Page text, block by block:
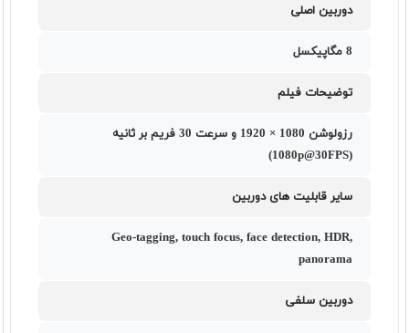
دوربین اصلی
8 مگاپیکسل
توضیحات فیلم
رزولوشن 1080 × 1920 و سرعت 30 فریم بر ثانیه
(1080p@30FPS)
سایر قابلیت های دوربین
Geo-tagging, touch focus, face detection, HDR,
panorama
دوربین سلفی